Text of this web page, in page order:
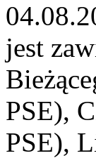
jest
PSE),
PSE),